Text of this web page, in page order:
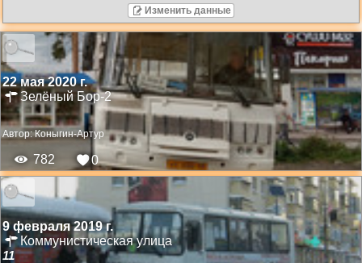
Изменить данные
22 мая 2020 г.
Зелёный Бор-2
Автор:Коныгин-Артур
782 0
9 февраля 2019 г.
Коммунистическая улица
11